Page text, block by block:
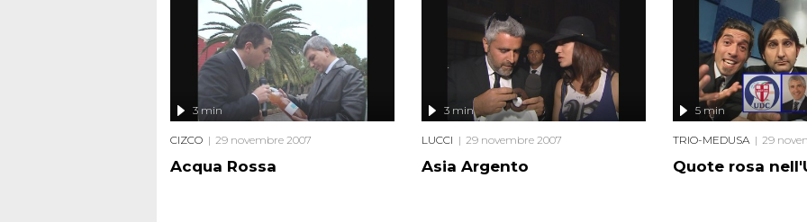
Acqua Rossa
3 min
CIZCO 29 novembre 2007
Asia Argento
3 min
LUCCI 29 novembre 2007
Quote rosa
5 min
TRIO-MEDUSA 29